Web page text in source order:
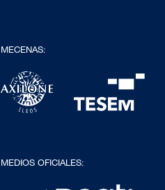
MECENAS:
MEDIOS OFICIALES: